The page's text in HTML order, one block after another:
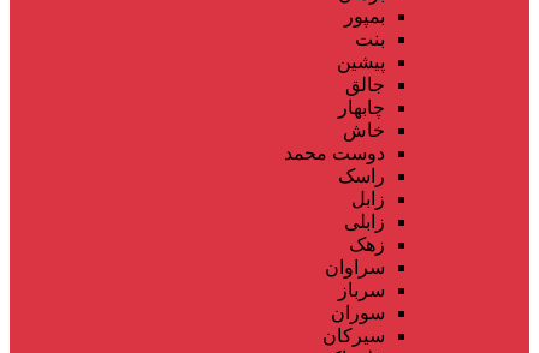
بمپور
بنت
پیشین
جالق
چابهار
خاش
دوست محمد
راسک
زابل
زابلی
زهک
سراوان
سرباز
سوران
سیرکان